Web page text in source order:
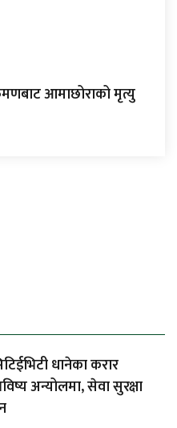
आमाछोराको मृत्यु
धानेका करार
अन्योलमा, सेवा सुरक्षा